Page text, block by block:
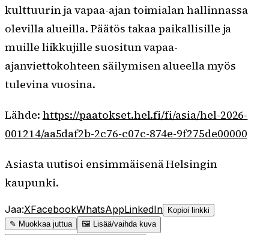
kulttuurin ja vapaa-ajan toimialan hallinnassa
olevilla alueilla. Päätös takaa paikallisille ja
muille liikkujille suositun vapaa-
ajanviettokohteen säilymisen alueella myös
tulevina vuosina.
Lähde: https://paatokset.hel.fi/fi/asia/hel-2026-
001214/aa5daf2b-2c76-c07c-874e-9f275de00000
Asiasta uutisoi ensimmäisenä Helsingin
kaupunki.
Jaa:XFacebookWhatsAppLinkedIn
Kopioi linkki
✎ Muokkaa juttua
🖼 Lisää/vaihda kuva